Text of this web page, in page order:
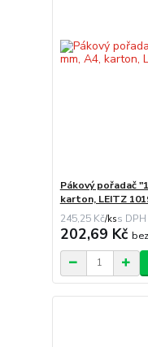
Pákový pořadač
karton, LEITZ
245,25 Kč/ks
202,69 Kč